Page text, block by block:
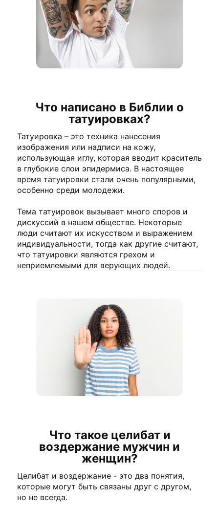
Что написано в Библии о
татуировках?
Татуировка – это техника нанесения
изображения или надписи на кожу,
использующая иглу, которая вводит краситель
в глубокие слои эпидермиса. В настоящее
время татуировки стали очень популярными,
особенно среди молодежи.
Тема татуировок вызывает много споров и
дискуссий в нашем обществе. Некоторые
люди считают их искусством и выражением
индивидуальности, тогда как другие считают,
что татуировки являются грехом и
неприемлемыми для верующих людей.
Что такое целибат и
воздержание мужчин и
женщин?
Целибат и воздержание - это два понятия,
которые могут быть связаны друг с другом,
но не всегда.